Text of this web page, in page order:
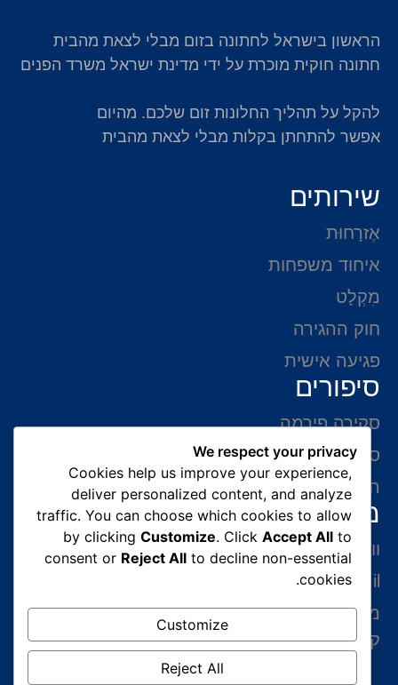
הראשון בישראל לחתונה בזום מבלי לצאת מהבית
חתונה חוקית מוכרת על ידי מדינת ישראל משרד הפנים
להקל על תהליך החלונות זום שלכם. מהיום
אפשר להתחתן בקלות מבלי לצאת מהבית
שירותים
אֶזרָחוּת
איחוד משפחות
מִקְלָט
חוק ההגירה
פגיעה אישית
סיפורים
סקירה פירמה
סיפורי הצלחה
המלצות של לקוחות
מידע ליצירת קשר
ווצאפ 054-765-0002
gabriel@benatovlaw.co.il
מצדה 9 בני ברק קומה 35 מגדל ב.ס.ר 3 (מול
קניון איילון ליד הרכבת הקלה בן גוריון)
We respect your privacy
Cookies help us improve your experience,
deliver personalized content, and analyze
traffic. You can choose which cookies to allow
by clickingCustomize. ClickAccept All to
consent or Reject All to decline non-essential
cookies.
Customize
Reject All